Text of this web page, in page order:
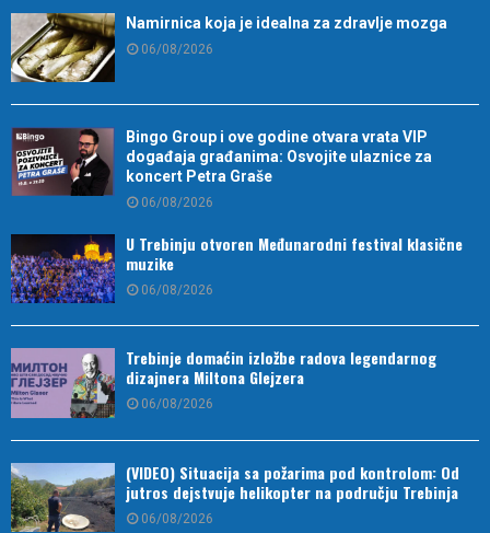
Namirnica koja je idealna za zdravlje mozga
06/08/2026
Bingo Group i ove godine otvara vrata VIP
događaja građanima: Osvojite ulaznice za
koncert Petra Graše
06/08/2026
U Trebinju otvoren Međunarodni festival klasične
muzike
06/08/2026
Trebinje domaćin izložbe radova legendarnog
dizajnera Miltona Glejzera
06/08/2026
(VIDEO) Situacija sa požarima pod kontrolom: Od
jutros dejstvuje helikopter na području Trebinja
06/08/2026